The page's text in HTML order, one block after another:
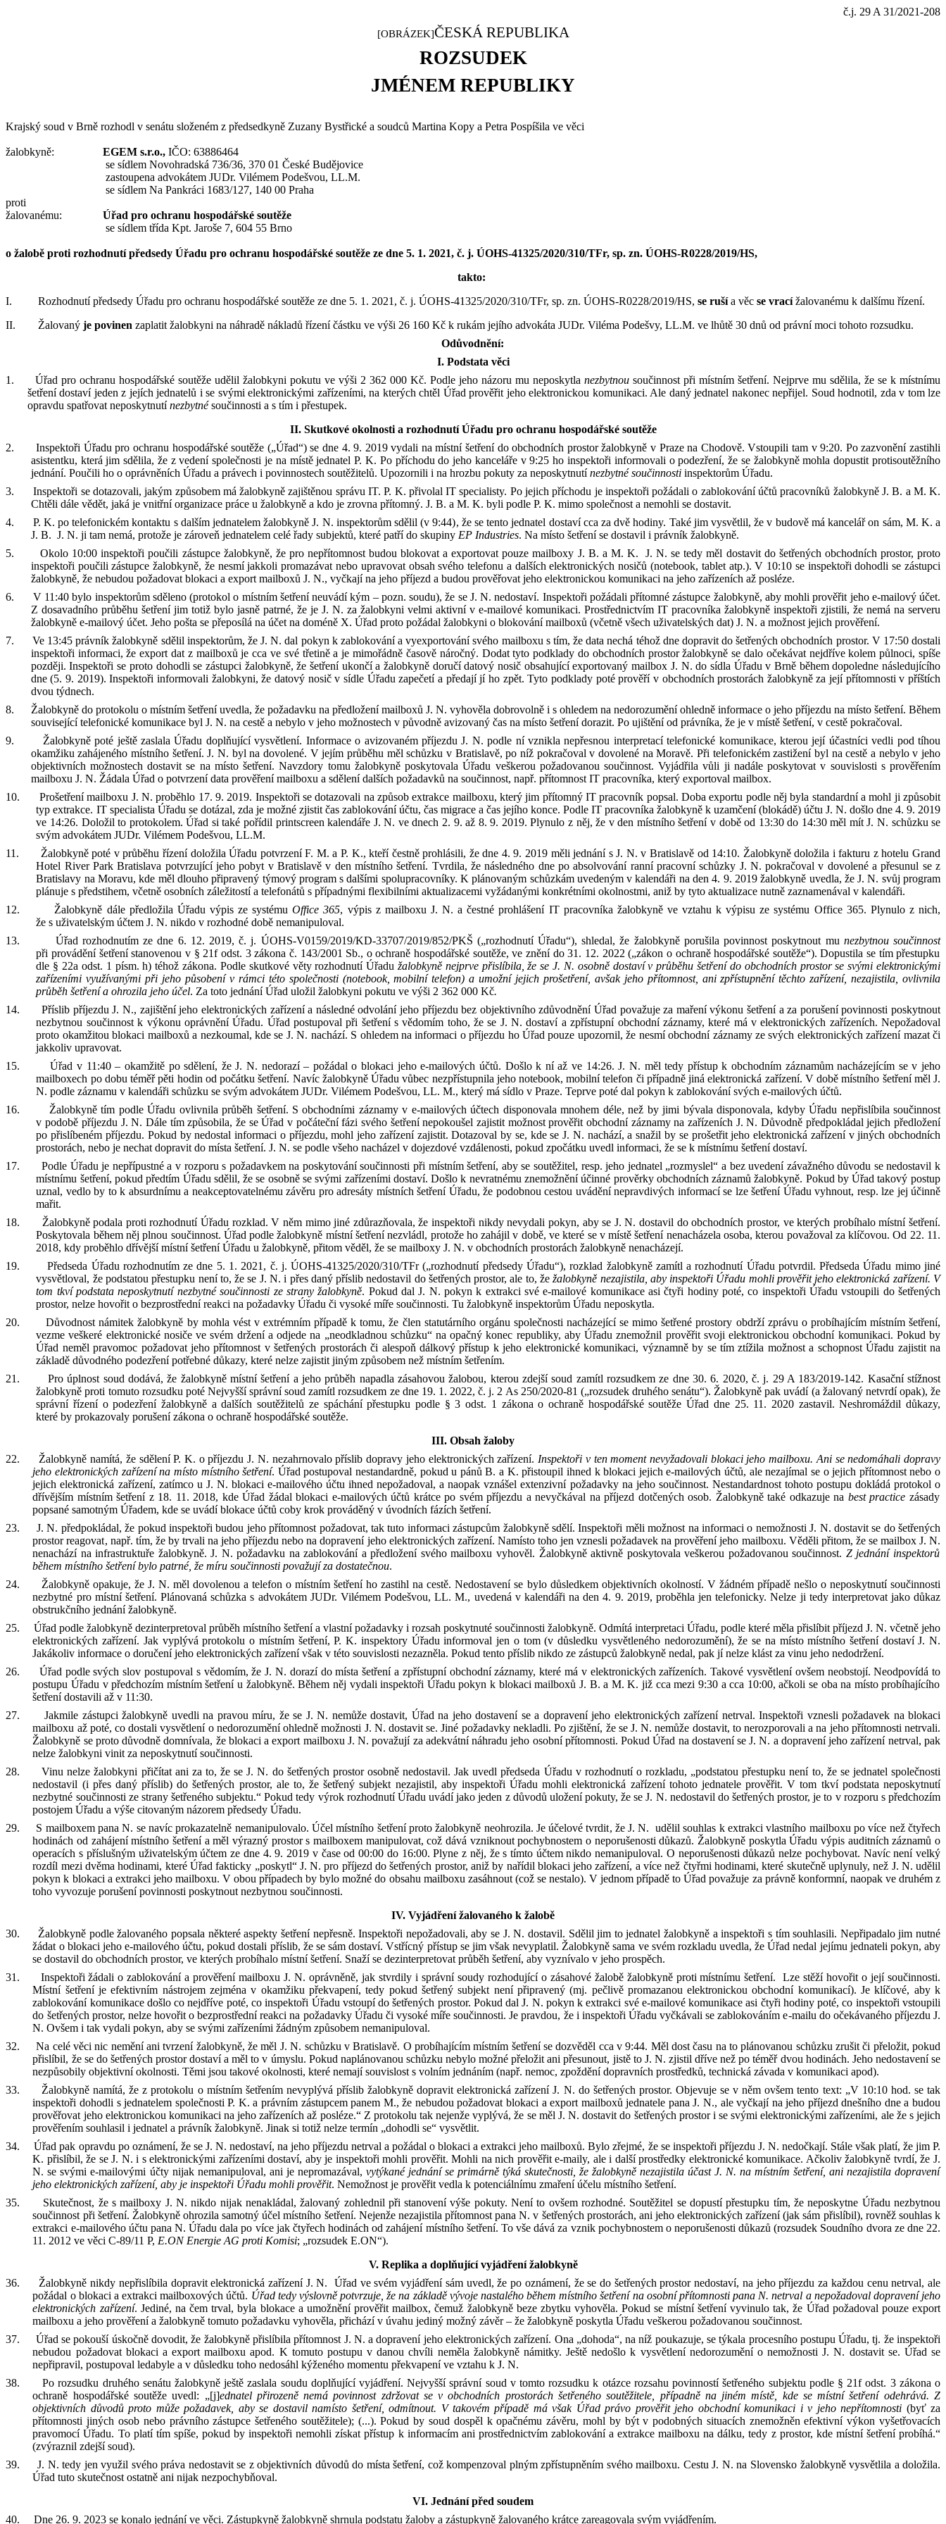
č.j. 29 A 31/2021-208
[OBRÁZEK]ČESKÁ REPUBLIKA
ROZSUDEK
JMÉNEM REPUBLIKY
Krajský soud v Brně rozhodl v senátu složeném z předsedkyně Zuzany Bystřické a soudců Martina Kopy a Petra Pospíšila ve věci
žalobkyně: EGEM s.r.o., IČO: 63886464
se sídlem Novohradská 736/36, 370 01 České Budějovice
zastoupena advokátem JUDr. Vilémem Podešvou, LL.M.
se sídlem Na Pankráci 1683/127, 140 00 Praha
proti
žalovanému:
Úřad pro ochranu hospodářské soutěže
se sídlem třída Kpt. Jaroše 7, 604 55 Brno
o žalobě proti rozhodnutípředsedy Úřadu pro ochranu hospodářské soutěže ze dne 5. 1. 2021, č. j. ÚOHS-41325/2020/310/TFr, sp. zn. ÚOHS-R0228/2019/HS,
takto:
I.
Rozhodnutípředsedy Úřadu pro ochranu hospodářské soutěže ze dne 5. 1. 2021, č. j. ÚOHS-41325/2020/310/TFr, sp. zn. ÚOHS-R0228/2019/HS, se rušía věcse vrací žalovanému k dalšímu řízení.
II.
Žalovaný je povinen zaplatit žalobkyni na náhradě nákladů řízeníčástku ve výši 26 160 Kčk rukám jejíhoadvokáta JUDr. Viléma Podešvy, LL.M. ve lhůtě 30 dnů od právní moci tohoto rozsudku.
Odůvodnění:
I. Podstata věci
1.
Úřad pro ochranu hospodářské soutěže udělil žalobkyni pokutu ve výši 2 362 000 Kč. Podle jeho názoru mu neposkytla nezbytnou součinnost při místním šetření. Nejprve mu sdělila, že se k místnímu
šetření dostaví jeden z jejích jednatelů i se svými elektronickými zařízeními, na kterých chtěl Úřad prověřit jeho elektronickou komunikaci. Ale daný jednatel nakonec nepřijel. Soud hodnotil, zda v tom lze
opravdu spatřovat neposkytnutínezbytnésoučinnosti a s tím i přestupek.
II. Skutkové okolnosti a rozhodnutíÚřadu pro ochranu hospodářské soutěže
2.
Inspektoři Úřadu pro ochranu hospodářské soutěže („Úřad“) se dne 4. 9. 2019 vydali na místní šetření do obchodních prostor žalobkyně v Praze na Chodově. Vstoupilitam v 9:20. Po zazvonění zastihli
asistentku, která jim sdělila, že z vedení společnostije na místě jednatel P. K. Po příchodu do jeho kanceláře v 9:25ho inspektoři informovali o podezření, že se žalobkyněmohla dopustit protisoutěžního
jednání. Poučili ho o oprávněních Úřadu a právech i povinnostech soutěžitelů. Upozornili i na hrozbu pokutyza neposkytnutínezbytné součinnosti inspektorůmÚřadu.
3.
Inspektoři se dotazovali, jakým způsobem má žalobkyně zajištěnou správu IT.P. K. přivolal IT specialisty. Po jejich příchodu je inspektoři požádali o zablokování účtů pracovníků žalobkyně J. B. a M. K.
Chtěli dále vědět, jaká je vnitřní organizace práce u žalobkyně a kdo je zrovna přítomný. J. B. a M. K. byli podle P. K. mimo společnost a nemohli se dostavit.
4.
P. K. po telefonickém kontaktu s dalším jednatelemžalobkyně J. N. inspektorům sdělil (v 9:44), žese tento jednatel dostaví cca za dvě hodiny. Také jim vysvětlil, že v budově má kancelářon sám, M. K. a
J. B. J. N. ji tam nemá, protože je zároveň jednatelem celé řady subjektů, které patřído skupiny EP Industries. Na místo šetření se dostavil i právník žalobkyně.
5.
Okolo 10:00 inspektoři poučili zástupce žalobkyně, že pro nepřítomnost budou blokovat a exportovat pouze mailboxy J. B. a M. K. J. N. se tedy měl dostavit do šetřených obchodních prostor, proto
inspektoři poučili zástupce žalobkyně, že nesmíjakkoli promazávat nebo upravovat obsah svého telefonu a dalších elektronických nosičů (notebook, tablet atp.). V 10:10 se inspektoři dohodli se zástupci
žalobkyně, že nebudou požadovat blokaci a export mailboxů J. N., vyčkají na jeho příjezd a budou prověřovat jeho elektronickou komunikaci na jeho zařízeních až posléze.
6.
V 11:40bylo inspektorům sděleno(protokol o místním šetření neuvádí kým – pozn. soudu), že se J. N. nedostaví. Inspektoři požádalipřítomné zástupce žalobkyně, abymohli prověřit jeho e-mailový účet.
Z dosavadního průběhu šetření jim totiž bylo jasně patrné, že je J. N. za žalobkyni velmi aktivní v e-mailové komunikaci. Prostřednictvím IT pracovníkažalobkyně inspektoři zjistili,že nemá na serveru
žalobkyněe-mailový účet. Jeho pošta se přeposílá na účet na doméně X. Úřad proto požádal žalobkyni o blokování mailboxů (včetně všech uživatelských dat) J. N. a možnost jejich prověření.
7.
Ve 13:45právník žalobkyně sdělil inspektorům, že J. N. dal pokyn k zablokování a vyexportování svého mailboxu s tím, že datanechá téhož dnedopravit do šetřených obchodních prostor. V 17:50dostali
inspektoři informaci, že export dat z mailboxů je cca ve své třetiněaje mimořádně časově náročný. Dodat tyto podklady do obchodních prostoržalobkyně se dalo očekávat nejdříve kolem půlnoci, spíše
později. Inspektoři se proto dohodli se zástupci žalobkyně,že šetření ukončíažalobkyně doručídatový nosič obsahující exportovaný mailbox J. N. do sídla Úřadu v Brně během dopolednenásledujícího
dne(5. 9. 2019). Inspektořiinformovali žalobkyni, že datový nosič v sídle Úřadu zapečetí a předajíjí hozpět.Tyto podkladypoté prověřív obchodních prostorách žalobkyněza jejípřítomnosti v příštích
dvou týdnech.
8.
Žalobkyně do protokolu o místním šetření uvedla, že požadavku na předložení mailboxů J. N. vyhověla dobrovolně i s ohledem na nedorozumění ohledně informace o jeho příjezdu na místo šetření. Během
související telefonickékomunikace byl J. N. na cestě a nebylo v jeho možnostech v původně avizovaný čas na místo šetření dorazit. Po ujištění od právníka, že je v místě šetření, v cestě pokračoval.
9.
Žalobkyně poté ještě zaslala Úřadu doplňující vysvětlení. Informace o avizovaném příjezdu J. N. podle nívznikla nepřesnou interpretací telefonické komunikace, kterou její účastníci vedli pod tíhou
okamžiku zahájeného místního šetření. J. N. bylna dovolené. V jejím průběhu měl schůzku v Bratislavě, po níž pokračoval v dovolené na Moravě. Při telefonickém zastižení byl na cestě a nebylo v jeho
objektivních možnostech dostavit se na místo šetření. Navzdory tomu žalobkyněposkytovala Úřadu veškerou požadovanou součinnost. Vyjádřila vůli ji nadále poskytovatv souvislosti s prověřením
mailboxu J. N. Žádala Úřad o potvrzenídata prověření mailboxu a sdělení dalších požadavků na součinnost, např. přítomnost IT pracovníka, který exportoval mailbox.
10.
Prošetření mailboxu J. N. proběhlo 17. 9. 2019. Inspektoři se dotazovali na způsob extrakce mailboxu, který jim přítomný IT pracovník popsal. Doba exportu podle něj byla standardní a mohl ji způsobit
typ extrakce. IT specialista Úřadu se dotázal, zda je možné zjistit čas zablokování účtu, čas migrace a čas jejího konce. Podle IT pracovníka žalobkyně k uzamčení (blokádě) účtu J. N. došlo dne 4. 9. 2019
ve 14:26. Doložil to protokolem. Úřad si také pořídil printscreen kalendáře J. N. ve dnech 2. 9. až 8. 9. 2019.Plynulo z něj, že v den místního šetření v době od 13:30 do 14:30 měl mít J. N. schůzku se
svým advokátem JUDr. Vilémem Podešvou, LL.M.
11.
Žalobkyněpoté v průběhu řízení doložilaÚřadu potvrzení F. M. a P. K., kteří čestněprohlásili, že dne 4. 9. 2019 měli jednání s J. N. v Bratislavě od 14:10. Žalobkyně doložila ifakturu z hotelu Grand
Hotel River Park Bratislava potvrzujícíjehopobyt v Bratislavě v den místního šetření. Tvrdila, že následného dne po absolvování ranní pracovní schůzky J. N. pokračoval v dovolené a přesunul se z
Bratislavy na Moravu, kde měl dlouho připravený týmový program s dalšími spolupracovníky. K plánovaným schůzkám uvedeným v kalendáři na den 4. 9. 2019 žalobkyně uvedla, žeJ. N. svůj program
plánuje s předstihem, včetně osobních záležitostí a telefonátů s případnými flexibilními aktualizacemi vyžádanými konkrétními okolnostmi, aniž by tyto aktualizace nutně zaznamenával v kalendáři.
12.
Žalobkyně dále předložila Úřadu výpis ze systémuOffice 365, výpis z mailboxu J. N. a čestné prohlášení IT pracovníka žalobkyně ve vztahu k výpisu ze systému Office 365. Plynuloz nich,
že s uživatelským účtem J. N. nikdo v rozhodné době nemanipuloval.
13.
Úřad rozhodnutím ze dne 6. 12. 2019, č. j. ÚOHS-V0159/2019/KD-33707/2019/852/PKŠ („rozhodnutí Úřadu“),shledal, že žalobkyně porušila povinnost poskytnout mu nezbytnou součinnost
při provádění šetření stanovenou v § 21f odst. 3 zákona č. 143/2001 Sb., o ochraně hospodářské soutěže, ve znění do 31. 12. 2022 („zákon o ochraně hospodářské soutěže“). Dopustila se tím přestupku
dle § 22a odst. 1 písm. h) téhož zákona. Podle skutkové věty rozhodnutí Úřadu žalobkyně nejprve přislíbila, že se J. N. osobně dostaví v průběhu šetření do obchodních prostor se svými elektronickými
zařízeními využívanými při jeho působení v rámci této společnosti (notebook, mobilní telefon) a umožní jejich prošetření, avšak jeho přítomnost, ani zpřístupnění těchto zařízení, nezajistila, ovlivnila
průběh šetření a ohrozila jeho účel. Za toto jednání Úřad uložil žalobkyni pokutu ve výši 2 362 000 Kč.
14.
Příslib příjezdu J. N., zajištění jeho elektronických zařízení a následné odvolání jeho příjezdu bez objektivního zdůvodnění Úřad považuje za maření výkonu šetření a za porušení povinnosti poskytnout
nezbytnou součinnost k výkonu oprávnění Úřadu. Úřad postupoval při šetření s vědomím toho, že se J. N. dostaví a zpřístupní obchodní záznamy, které má v elektronických zařízeních. Nepožadoval
proto okamžitou blokaci mailboxů a nezkoumal, kde se J. N. nachází. S ohledem na informaci o příjezdu ho Úřad pouze upozornil, že nesmí obchodní záznamy ze svých elektronických zařízení mazat či
jakkoliv upravovat.
15.
Úřad v 11:40 – okamžitěpo sdělení, že J. N. nedorazí – požádal o blokaci jehoe-mailových účtů. Došlo k ní až ve 14:26. J. N. měl tedy přístup k obchodním záznamům nacházejícím se v jeho
mailboxech po dobu téměřpěti hodin od počátku šetření. Navíc žalobkyně Úřadu vůbec nezpřístupnila jeho notebook, mobilní telefon či případně jiná elektronická zařízení. V době místního šetření měl J.
N. podle záznamu v kalendáři schůzku se svýmadvokátem JUDr. Vilémem Podešvou, LL. M., který másídlo v Praze. Teprve poté dal pokyn k zablokování svých e-mailových účtů.
16.
Žalobkyně tím podle Úřadu ovlivnilaprůběh šetření. S obchodními záznamy v e-mailových účtech disponovala mnohem déle, než by jimi bývala disponovala, kdyby Úřadu nepřislíbila součinnost
v podobě příjezdu J. N. Dále tím způsobila, že se Úřad v počáteční fázi svého šetření nepokoušel zajistit možnost prověřit obchodní záznamy na zařízeních J. N. Důvodně předpokládal jejich předložení
po přislíbeném příjezdu. Pokud by nedostal informaci o příjezdu,mohl jeho zařízení zajistit. Dotazoval by se, kde seJ. N. nachází, a snažil by se prošetřitjeho elektronická zařízení v jiných obchodních
prostorách, neboje nechat dopravit do místa šetření. J. N. sepodle všehonacházel v dojezdové vzdálenosti,pokud zpočátku uvedl informaci, že se k místnímu šetřenídostaví.
17.
Podle Úřaduje nepřípustné a v rozporu s požadavkem na poskytování součinnosti při místním šetření, aby se soutěžitel, resp. jeho jednatel „rozmyslel“ a bez uvedení závažného důvodu se nedostavilk
místnímu šetření,pokud předtím Úřadu sdělil, že se osobně se svými zařízeními dostaví. Došlo k nevratnému znemožněníúčinné prověrky obchodních záznamů žalobkyně. Pokud byÚřadtakový postup
uznal, vedlo by to k absurdnímu a neakceptovatelnému závěru pro adresáty místních šetření Úřadu, že podobnou cestou uvádění nepravdivých informací se lze šetření Úřadu vyhnout, resp. lze jej účinně
mařit.
18.
Žalobkyně podala proti rozhodnutí Úřadu rozklad. V něm mimo jiné zdůrazňovala, že inspektoři nikdy nevydali pokyn, aby se J. N. dostavil do obchodních prostor, ve kterých probíhalo místní šetření.
Poskytovala během něj plnou součinnost. Úřad podle žalobkyně místní šetření nezvládl, protože ho zahájil v době, ve které se v místě šetření nenacházela osoba, kterou považoval za klíčovou. Od 22. 11.
2018, kdy proběhlo dřívější místní šetření Úřadu u žalobkyně, přitom věděl, že se mailboxy J. N. v obchodních prostorách žalobkyně nenacházejí.
19.
Předseda Úřadu rozhodnutím ze dne 5. 1. 2021, č. j. ÚOHS-41325/2020/310/TFr(„rozhodnutí předsedy Úřadu“), rozklad žalobkyně zamítl a rozhodnutí Úřadu potvrdil. Předseda Úřadu mimo jiné
vysvětloval, žepodstatou přestupku není to, že se J. N. i přes daný příslib nedostavil do šetřených prostor, ale to, žežalobkyně nezajistila, aby inspektoři Úřadu mohli prověřit jeho elektronická zařízení. V
tom tkví podstata neposkytnutí nezbytné součinnosti ze strany žalobkyně. Pokud dal J. N. pokyn k extrakci své e-mailové komunikace asi čtyři hodiny poté, co inspektoři Úřadu vstoupili do šetřených
prostor, nelze hovořit o bezprostřední reakci na požadavky Úřadu či vysoké míře součinnosti. Tu žalobkyně inspektorům Úřadu neposkytla.
20.
Důvodnost námitek žalobkyně by mohla vést v extrémním případě k tomu, že člen statutárního orgánu společnosti nacházející se mimo šetřené prostory obdržízprávu o probíhajícím místním šetření,
vezme veškeré elektronické nosiče ve svém držení a odjede na „neodkladnou schůzku“ na opačný konec republiky, aby Úřadu znemožnil prověřit svoji elektronickou obchodní komunikaci. Pokud by
Úřad neměl pravomoc požadovat jeho přítomnost v šetřených prostorách či alespoň dálkový přístup k jeho elektronické komunikaci, významně by se tím ztížila možnost a schopnost Úřadu zajistit na
základě důvodného podezření potřebné důkazy, které nelze zajistit jiným způsobem než místním šetřením.
21.
Pro úplnost soud dodává, že žalobkyněmístní šetření a jeho průběh napadla zásahovou žalobou, kterou zdejší soud zamítlrozsudkemze dne 30. 6. 2020, č.j. 29 A 183/2019-142. Kasační stížnost
žalobkyně proti tomuto rozsudku poté Nejvyšší správní soud zamítl rozsudkem ze dne 19. 1. 2022, č.j. 2 As 250/2020-81 („rozsudek druhého senátu“). Žalobkyně pak uvádí (a žalovaný netvrdí opak), že
správní řízení o podezření žalobkyně a dalších soutěžitelů ze spáchání přestupku podle § 3 odst. 1 zákona o ochraně hospodářské soutěže Úřad dne 25. 11. 2020 zastavil. Neshromáždil důkazy,
které by prokazovaly porušení zákona o ochraně hospodářské soutěže.
III. Obsah žaloby
22.
Žalobkyně namítá, že sděleníP. K. o příjezdu J. N. nezahrnovalo příslib dopravy jeho elektronických zařízení. Inspektoři v ten moment nevyžadovali blokaci jeho mailboxu. Ani se nedomáhali dopravy
jeho elektronických zařízení na místo místního šetření. Úřad postupoval nestandardně, pokudu pánů B. a K. přistoupil ihned k blokaci jejich e-mailových účtů, alenezajímal se o jejich přítomnost nebo o
jejich elektronická zařízení, zatímco u J. N. blokaci e-mailového účtu ihned nepožadoval, a naopak vznášel extenzivní požadavky na jeho součinnost. Nestandardnost tohoto postupu dokládá protokol o
dřívějším místním šetření z 18. 11. 2018, kde Úřad žádal blokaci e-mailových účtů krátce po svém příjezdu a nevyčkával na příjezd dotčených osob. Žalobkyně také odkazuje na best practice zásady
popsané samotným Úřadem, kde se uvádí blokace účtůcobykrok prováděný v úvodních fázích šetření.
23.
J. N. předpokládal, že pokud inspektoři budou jeho přítomnost požadovat, tak tuto informacizástupcům žalobkyněsdělí.Inspektoři měli možnost na informaci o nemožnostiJ. N. dostavit se do šetřených
prostor reagovat, např. tím, že by trvali na jeho příjezdu nebo na dopravení jeho elektronických zařízení. Namísto toho jen vznesli požadavek na prověřeníjeho mailboxu. Věděli přitom, že se mailboxJ. N.
nenachází na infrastruktuře žalobkyně. J. N. požadavku na zablokování a předložení svého mailboxu vyhověl. Žalobkyně aktivně poskytovala veškerou požadovanou součinnost. Z jednání inspektorů
během místního šetření bylo patrné, že míru součinnosti považují za dostatečnou.
24.
Žalobkyně opakuje, že J. N. měl dovolenou a telefon o místním šetření ho zastihl na cestě. Nedostavení se bylo důsledkem objektivních okolností. V žádném případě nešlo o neposkytnutí součinnosti
nezbytné pro místní šetření. Plánovaná schůzka s advokátem JUDr. Vilémem Podešvou, LL. M., uvedená v kalendáři na den 4. 9. 2019, proběhla jen telefonicky. Nelze ji tedy interpretovat jako důkaz
obstrukčního jednánížalobkyně.
25.
Úřad podle žalobkyně dezinterpretoval průběh místního šetření a vlastnípožadavky i rozsah poskytnuté součinnosti žalobkyně. Odmítá interpretaci Úřadu, podle které měla přislíbit příjezd J. N. včetně jeho
elektronických zařízení. Jak vyplýváprotokolu o místním šetření, P. K. inspektoryÚřadu informoval jen o tom (v důsledku vysvětleného nedorozumění), že se na místomístního šetření dostavíJ. N.
Jakákoliv informace o doručení jeho elektronických zařízení však v této souvislosti nezazněla. Pokud tento příslibnikdo ze zástupců žalobkyně nedal, pak jínelze klást za vinu jeho nedodržení.
26.
Úřad podle svých slovpostupoval s vědomím, žeJ. N. dorazí do místa šetření a zpřístupní obchodní záznamy, které má v elektronických zařízeních. Takové vysvětlení ovšemneobstojí. Neodpovídáto
postupu Úřadu v předchozím místním šetřeníu žalobkyně.Během něj vydali inspektoři Úřadu pokyn k blokaci mailboxů J. B. a M. K. již cca mezi 9:30 a cca 10:00, ačkolise oba na místo probíhajícího
šetření dostavili až v 11:30.
27.
Jakmile zástupci žalobkyně uvedli na pravou míru, že se J. N. nemůže dostavit, Úřad na jeho dostavení se a dopravení jeho elektronických zařízení netrval. Inspektoři vznesli požadavek na blokaci
mailboxu až poté,co dostali vysvětlení onedorozumění ohledně možnosti J. N. dostavit se.Jiné požadavky nekladli.Po zjištění, že se J. N. nemůže dostavit, to nerozporovali a na jeho přítomnosti netrvali.
Žalobkyně seprotodůvodně domnívala, že blokaci a export mailboxu J. N. považujíza adekvátní náhradujeho osobní přítomnosti. Pokud Úřad na dostavení seJ. N. a dopravení jeho zařízení netrval, pak
nelzežalobkyni vinit za neposkytnutí součinnosti.
28.
Vinu nelzežalobkyni přičítat ani za to, že seJ. N. do šetřených prostor osobně nedostavil. Jak uvedlpředseda Úřadu v rozhodnutí orozkladu, „podstatou přestupku není to, že se jednatel společnosti
nedostavil (i přes daný příslib) do šetřených prostor, ale to, že šetřený subjekt nezajistil, aby inspektoři Úřadu mohli elektronická zařízení tohoto jednatele prověřit. V tom tkví podstata neposkytnutí
nezbytné součinnosti ze strany šetřeného subjektu.“ Pokud tedy výrok rozhodnutíÚřaduuvádí jako jeden z důvodů uloženípokuty, že seJ. N. nedostavil do šetřených prostor, je to v rozporu s předchozím
postojem Úřadu a výše citovaným názorem předsedy Úřadu.
29.
S mailboxem pana N. se navícprokazatelně nemanipulovalo. Účelmístního šetřeníproto žalobkyně neohrozila. Je účelové tvrdit, žeJ. N. udělil souhlas k extrakci vlastního mailboxu po více než čtyřech
hodinách od zahájenímístního šetřeníaměl výrazný prostor s mailboxem manipulovat, což dává vzniknoutpochybnostem o neporušenosti důkazů. Žalobkyně poskytla Úřadu výpis auditních záznamů o
operacích s příslušným uživatelským účtem ze dne 4. 9. 2019 v čase od 00:00 do 16:00. Plyne z něj, že s tímto účtemnikdo nemanipuloval. O neporušenosti důkazů nelze pochybovat. Navíc není velký
rozdíl mezi dvěma hodinami, které Úřad fakticky „poskytl“ J. N. pro příjezd do šetřených prostor, aniž by nařídil blokaci jeho zařízení, a více než čtyřmi hodinami, které skutečně uplynuly, než J. N. udělil
pokyn k blokaci a extrakci jeho mailboxu. V obou případech by bylo možné do obsahu mailboxu zasáhnout (což se nestalo). V jednom případě to Úřad považuje za právně konformní, naopak ve druhém z
toho vyvozuje porušení povinnostiposkytnout nezbytnou součinnosti.
IV. Vyjádření žalovaného k žalobě
30.
Žalobkyně podle žalovaného popsala některé aspekty šetření nepřesně. Inspektoři nepožadovali, aby se J. N. dostavil. Sdělil jim tojednatel žalobkyně a inspektoři s tím souhlasili. Nepřipadalojimnutné
žádat o blokaci jehoe-mailového účtu,pokud dostali příslib, že sesám dostaví.Vstřícný přístup se jim všaknevyplatil. Žalobkyně sama ve svémrozkladu uvedla, že Úřad nedal jejímu jednateli pokyn, aby
se dostavil do obchodních prostor, ve kterých probíhalo místní šetření. Snažíse dezinterpretovat průběh šetření, aby vyznívalo v jeho prospěch.
31.
Inspektoři žádali o zablokování a prověření mailboxu J. N. oprávněně, jak stvrdily i správní soudy rozhodující o zásahové žalobě žalobkyně proti místnímu šetření. Lze stěží hovořit ojejísoučinnosti.
Místní šetření je efektivním nástrojem zejménav okamžiku překvapení, tedy pokud šetřený subjekt nenípřipravený(mj. pečlivě promazanou elektronickou obchodní komunikací). Je klíčové, aby k
zablokování komunikace došlo co nejdříve poté, co inspektoři Úřadu vstoupí do šetřených prostor. Pokud dalJ. N. pokyn k extrakci své e-mailové komunikace asi čtyři hodiny poté, co inspektoři vstoupili
do šetřených prostor, nelze hovořit o bezprostřední reakci na požadavky Úřadu či vysoké míře součinnosti. Je pravdou, že i inspektoři Úřadu vyčkávali se zablokováním e-mailu do očekávaného příjezduJ.
N. Ovšem i tak vydali pokyn, aby se svými zařízeními žádným způsobem nemanipuloval.
32.
Na celé věci nic nemění ani tvrzení žalobkyně, že měl J. N. schůzku v Bratislavě. O probíhajícím místním šetřenísedozvěděl cca v 9:44. Měl dost času na to plánovanou schůzku zrušit či přeložit, pokud
přislíbil, že se do šetřených prostor dostaví a měl to v úmyslu. Pokud naplánovanou schůzku nebylo možné přeložit ani přesunout, jistě to J. N. zjistil dříve než po téměř dvou hodinách. Jeho nedostavení se
nezpůsobily objektivní okolnosti. Těmi jsou takové okolnosti, které nemají souvislost s volním jednáním(např. nemoc, zpoždění dopravních prostředků, technická závada v komunikaci apod).
33.
Žalobkyně namítá, že z protokolu o místním šetřením nevyplývá příslib žalobkyně dopravit elektronická zařízení J. N. do šetřených prostor. Objevuje se v něm ovšem tento text: „V 10:10 hod. se tak
inspektoři dohodli s jednatelem společnostiP. K. a právním zástupcem panem M., že nebudou požadovat blokaci a export mailboxů jednatele pana J. N., ale vyčkají na jeho příjezd dnešního dne a budou
prověřovat jeho elektronickou komunikaci na jeho zařízeních až posléze.“ Z protokolu tak nejenže vyplývá, že se měl J. N. dostavit do šetřených prostor i se svými elektronickými zařízeními, ale že s jejich
prověřením souhlasil i jednatel a právníkžalobkyně. Jinak si totiž nelze termín „dohodli se“ vysvětlit.
34.
Úřad pak opravdu po oznámení, že se J. N. nedostaví, na jeho příjezdu netrval a požádal o blokaci a extrakcijehomailboxů.Bylo zřejmé, že seinspektoři příjezdu J. N. nedočkají. Stále však platí, žejimP.
K. přislíbil, že seJ. N. i s elektronickými zařízeními dostaví, aby je inspektoři mohli prověřit.Mohli na nich prověřit e-maily, ale i další prostředky elektronické komunikace. Ačkolivžalobkyně tvrdí,že J.
N. se svými e-mailovými účty nijak nemanipuloval, ani je nepromazával, vytýkané jednání se primárně týká skutečnosti, že žalobkyněnezajistilaúčast J. N. na místním šetření, ani nezajistila dopravení
jeho elektronických zařízení, aby je inspektoři Úřadu mohli prověřit.Nemožnost je prověřit vedla k potenciálnímu zmařeníúčelu místního šetření.
35.
Skutečnost, že s mailboxy J. N. nikdo nijak nenakládal, žalovaný zohlednil při stanovení výše pokuty. Neníto ovšemrozhodné. Soutěžitel sedopustí přestupku tím, že neposkytne Úřadu nezbytnou
součinnost při šetření. Žalobkyněohrozila samotný účel místního šetření. Nejenže nezajistila přítomnost pana N. v šetřených prostorách, ani jeho elektronických zařízení (jak sám přislíbil), rovněž souhlas k
extrakci e-mailového účtu pana N. Úřadu dala po více jak čtyřech hodinách od zahájení místního šetření. To vše dává za vznik pochybnostem o neporušenosti důkazů (rozsudek Soudního dvora ze dne 22.
11. 2012 ve věci C-89/11 P, E.ON Energie AG proti Komisi; „rozsudek E.ON“).
V. Replika a doplňující vyjádření žalobkyně
36.
Žalobkyněnikdy nepřislíbila dopravit elektronická zařízení J. N. Úřad ve svém vyjádření sám uvedl, žepo oznámení, že se do šetřených prostor nedostaví, na jeho příjezdu za každou cenu netrval, ale
požádal o blokaci a extrakcimailboxových účtů. Úřad tedy výslovně potvrzuje, že na základě vývoje nastalého během místního šetření na osobní přítomnosti pana N. netrval a nepožadoval dopravení jeho
elektronických zařízení. Jediné, na čem trval, byla blokace a umožnění prověřit mailbox, čemuž žalobkyně beze zbytku vyhověla. Pokud se místní šetření vyvinulo tak, že Úřad požadoval pouze export
mailboxu a jeho prověření ažalobkyně tomuto požadavku vyhověla, přichází v úvahu jediný možný závěr–žežalobkyně poskytla Úřadu veškerou požadovanou součinnost.
37.
Úřad se pokouší úskočnědovodit, že žalobkyně přislíbila přítomnost J. N. a dopravení jeho elektronických zařízení. Ona „dohoda“, na níž poukazuje, se týkala procesního postupu Úřadu, tj. že inspektoři
nebudou požadovat blokaci a export mailboxu apod. K tomuto postupu v danou chvíli neměla žalobkyně námitky. Ještě nedošlo k vysvětlení nedorozumění onemožnostiJ. N. dostavit se. Úřad se
nepřipravil,postupoval ledabyle a v důsledku toho nedosáhl kýženého momentu překvapení ve vztahu k J. N.
38.
Po rozsudku druhého senátu žalobkyně ještě zaslala soudu doplňující vyjádření. Nejvyšší správní soud v tomto rozsudku k otázce rozsahu povinností šetřeného subjektu podle § 21f odst. 3 zákona o
ochraně hospodářské soutěže uvedl: „[j]ednatelpřirozeně nemá povinnost zdržovat se v obchodních prostorách šetřeného soutěžitele, případně na jiném místě, kde se místní šetření odehrává. Z
objektivních důvodů proto může požadavek, aby se dostavil namísto šetření, odmítnout. V takovém případě má však Úřad právo prověřit jeho obchodní komunikaci i v jeho nepřítomnosti (byť za
přítomnosti jiných osob nebo právního zástupce šetřeného soutěžitele); (...). Pokud by soud dospěl k opačnému závěru, mohl by být v podobných situacích znemožněn efektivní výkon vyšetřovacích
pravomocí Úřadu. To platí tím spíše, pokud by inspektoři nemohli získat přístup k informacím ani prostřednictvím zablokování a extrakce mailboxu na dálku, tedy z prostor, kde místní šetření probíhá.“
(zvýraznil zdejší soud).
39.
J. N. tedy jen využil svého práva nedostavit se z objektivních důvodů do místa šetření, což kompenzoval plným zpřístupněním svéhomailboxu. Cestu J. N. na Slovensko žalobkyně vysvětlila a doložila.
Úřad tuto skutečnostostatně ani nijak nezpochybňoval.
VI. Jednánípřed soudem
40.
Dne 26. 9. 2023 se konalo jednání ve věci. Zástupkyně žalobkyně shrnula podstatu žaloby a zástupkyně žalovaného krátce zareagovala svým vyjádřením.